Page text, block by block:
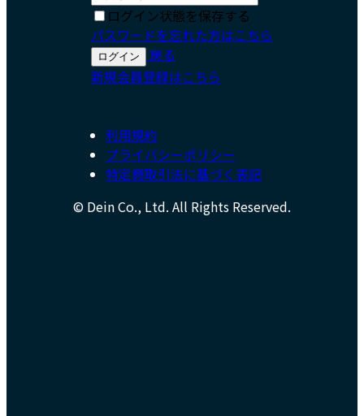
ログイン状態を保存する
パスワードを忘れた方はこちら
ログイン
戻る
新規会員登録はこちら
利用規約
プライバシーポリシー
特定商取引法に基づく表記
© Dein Co., Ltd. All Rights Reserved.